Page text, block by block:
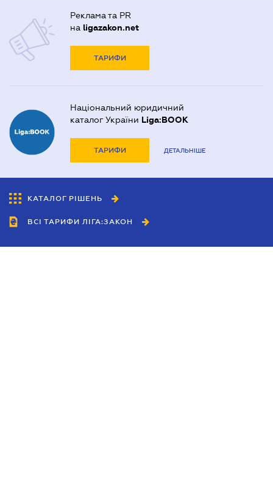
Реклама та PR
на ligazakon.net
ТАРИФИ
Національний юридичний
каталог України Liga:BOOK
ТАРИФИ ДЕТАЛЬНІШЕ
КАТАЛОГ РІШЕНЬ
ВСІ ТАРИФИ ЛІГА:ЗАКОН